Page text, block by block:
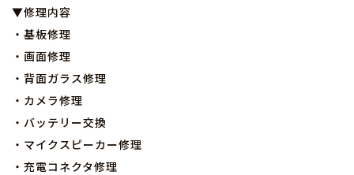
▼修理内容
・基板修理
・画面修理
・背面ガラス修理
・カメラ修理
・バッテリー交換
・マイクスピーカー修理
・充電コネクタ修理